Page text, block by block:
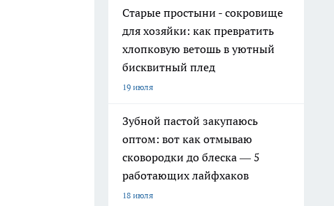
Старые простыни - сокровище
для хозяйки: как превратить
хлопковую ветошь в уютный
бисквитный плед
19 июля
Зубной пастой закупаюсь
оптом: вот как отмываю
сковородки до блеска — 5
работающих лайфхаков
18 июля